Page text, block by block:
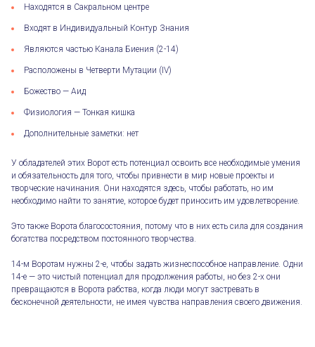
Находятся в Сакральном центре
Входят в Индивидуальный Контур Знания
Являются частью Канала Биения (2-14)
Расположены в Четверти Мутации (IV)
Божество — Аид
Физиология — Тонкая кишка
Дополнительные заметки: нет
У обладателей этих Ворот есть потенциал освоить все необходимые умения
и обязательность для того, чтобы привнести в мир новые проекты и
творческие начинания. Они находятся здесь, чтобы работать, но им
необходимо найти то занятие, которое будет приносить им удовлетворение.
Это также Ворота благосостояния, потому что в них есть сила для создания
богатства посредством постоянного творчества.
14-м Воротам нужны 2-е, чтобы задать жизнеспособное направление. Одни
14-е — это чистый потенциал для продолжения работы, но без 2-х они
превращаются в Ворота рабства, когда люди могут застревать в
бесконечной деятельности, не имея чувства направления своего движения.